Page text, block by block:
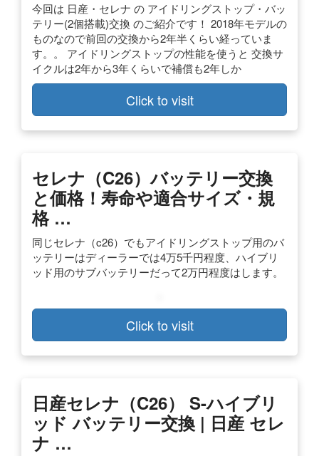
今回は 日産・セレナ の アイドリングストップ・バッ
テリー(2個搭載)交換 のご紹介です！ 2018年モデルの
ものなので前回の交換から2年半くらい経っていま
す。。 アイドリングストップの性能を使うと 交換サ
イクルは2年から3年くらいで補償も2年しか
Click to visit
セレナ（C26）バッテリー交換
と価格！寿命や適合サイズ・規
格 …
同じセレナ（c26）でもアイドリングストップ用のバ
ッテリーはディーラーでは4万5千円程度、ハイブリ
ッド用のサブバッテリーだって2万円程度はします。
Click to visit
日産セレナ（C26） S-ハイブリ
ッド バッテリー交換 | 日産 セレ
ナ …